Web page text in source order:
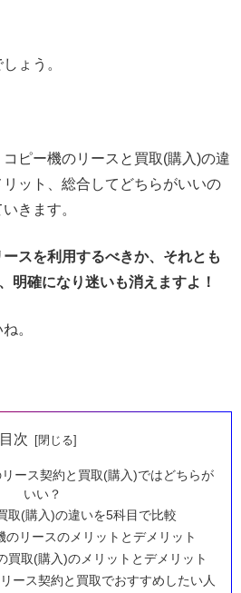
ょう。
ピー機のリースと買取(購入)の違
ット、総合してどちらがいいの
きます。
ースを利用するべきか、それとも
明確になり迷いも消えますよ！
。
目次
ース契約と買取(購入)ではどちらが
いい？
取(購入)の違いを5科目で比較
のリースのメリットとデメリット
買取(購入)のメリットとデメリット
ース契約と買取でおすすめしたい人